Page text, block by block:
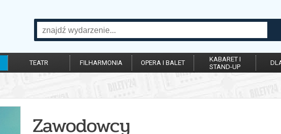
TEATR FILHARMONIA OPERA I BALET
KABARET I
STAND-UP
Zawodowcy